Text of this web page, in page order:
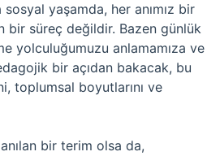
yaşamda, her anımız bir
bir süreç değildir. Bazen günlük
yolculuğumuzu anlamamıza ve
bir açıdan bakacak, bu
toplumsal boyutlarını ve
bir terim olsa da,